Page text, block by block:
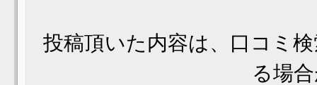
投稿頂いた内容は、口コミ
る場